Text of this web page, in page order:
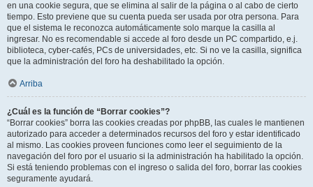
en una cookie segura, que se elimina al salir de la página o al cabo de cierto
tiempo. Esto previene que su cuenta pueda ser usada por otra persona. Para
que el sistema le reconozca automáticamente solo marque la casilla al
ingresar. No es recomendable si accede al foro desde un PC compartido, e.j.
biblioteca, cyber-cafés, PCs de universidades, etc. Si no ve la casilla, significa
que la administración del foro ha deshabilitado la opción.
Arriba
¿Cuál es la función de “Borrar cookies”?
“Borrar cookies” borra las cookies creadas por phpBB, las cuales le mantienen
autorizado para acceder a determinados recursos del foro y estar identificado
al mismo. Las cookies proveen funciones como leer el seguimiento de la
navegación del foro por el usuario si la administración ha habilitado la opción.
Si está teniendo problemas con el ingreso o salida del foro, borrar las cookies
seguramente ayudará.